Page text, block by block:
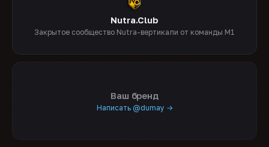
Nutra.Club
Закрытое сообщество Nutra-вертикали от команды M1
Ваш бренд
Написать @dumay →